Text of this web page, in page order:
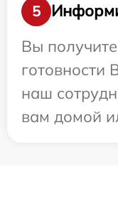
5
Вы
готовности
наш
вам домой